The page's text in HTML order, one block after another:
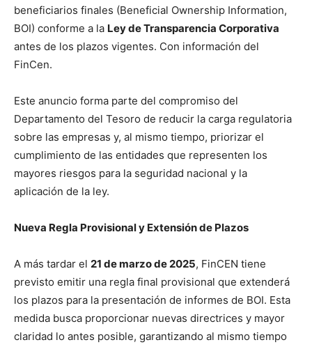
beneficiarios finales (Beneficial Ownership Information,
BOI) conforme a la Ley de Transparencia Corporativa
antes de los plazos vigentes. Con información del
FinCen.
Este anuncio forma parte del compromiso del
Departamento del Tesoro de reducir la carga regulatoria
sobre las empresas y, al mismo tiempo, priorizar el
cumplimiento de las entidades que representen los
mayores riesgos para la seguridad nacional y la
aplicación de la ley.
Nueva Regla Provisional y Extensión de Plazos
A más tardar el 21 de marzo de 2025, FinCEN tiene
previsto emitir una regla final provisional que extenderá
los plazos para la presentación de informes de BOI. Esta
medida busca proporcionar nuevas directrices y mayor
claridad lo antes posible, garantizando al mismo tiempo